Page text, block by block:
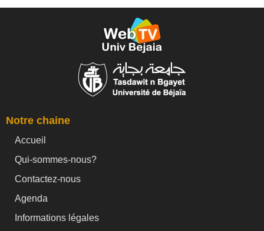
Notre chaine
Accueil
Qui-sommes-nous?
Contactez-nous
Agenda
Informations légales